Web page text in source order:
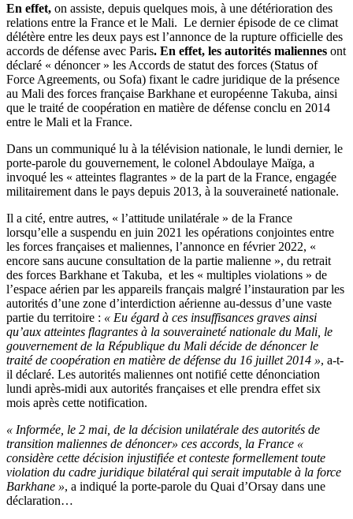
En effet, on assiste, depuis quelques mois, à une détérioration des
relations entre la France et le Mali. Le dernier épisode de ce climat
délétère entre les deux pays est l’annonce de la rupture officielle des
accords de défense avec Paris. En effet, les autorités maliennes ont
déclaré « dénoncer » les Accords de statut des forces (Status of
Force Agreements, ou Sofa) fixant le cadre juridique de la présence
au Mali des forces française Barkhane et européenne Takuba, ainsi
que le traité de coopération en matière de défense conclu en 2014
entre le Mali et la France.
Dans un communiqué lu à la télévision nationale, le lundi dernier, le
porte-parole du gouvernement, le colonel Abdoulaye Maïga, a
invoqué les « atteintes flagrantes » de la part de la France, engagée
militairement dans le pays depuis 2013, à la souveraineté nationale.
Il a cité, entre autres, « l’attitude unilatérale » de la France
lorsqu’elle a suspendu en juin 2021 les opérations conjointes entre
les forces françaises et maliennes, l’annonce en février 2022, «
encore sans aucune consultation de la partie malienne », du retrait
des forces Barkhane et Takuba, et les « multiples violations » de
l’espace aérien par les appareils français malgré l’instauration par les
autorités d’une zone d’interdiction aérienne au-dessus d’une vaste
partie du territoire : « Eu égard à ces insuffisances graves ainsi
qu’aux atteintes flagrantes à la souveraineté nationale du Mali, le
gouvernement de la République du Mali décide de dénoncer le
traité de coopération en matière de défense du 16 juillet 2014 », a-t-
il déclaré. Les autorités maliennes ont notifié cette dénonciation
lundi après-midi aux autorités françaises et elle prendra effet six
mois après cette notification.
« Informée, le 2 mai, de la décision unilatérale des autorités de
transition maliennes de dénoncer» ces accords, la France «
considère cette décision injustifiée et conteste formellement toute
violation du cadre juridique bilatéral qui serait imputable à la force
Barkhane », a indiqué la porte-parole du Quai d’Orsay dans une
déclaration…